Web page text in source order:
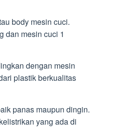
body mesin cuci.
dan mesin cuci 1
dengan mesin
plastik berkualitas
panas maupun dingin.
yang ada di